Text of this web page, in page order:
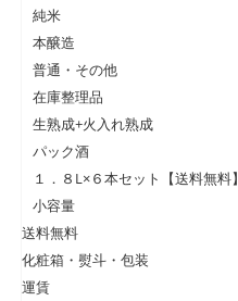
純米
本醸造
普通・その他
在庫整理品
生熟成+火入れ熟成
パック酒
１．８L×６本セット【送料無料】
小容量
送料無料
化粧箱・熨斗・包装
運賃